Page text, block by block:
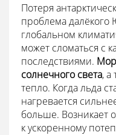
Потеря
проблема далёкого
глобальном
может сломаться с
последствиями.
солнечного света, а
тепло. Когда льда
нагревается
больше. Возникает
к ускоренному